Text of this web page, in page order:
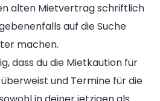
alten Mietvertrag schriftlich
auf die Suche
machen.
dass du die Mietkaution für
und Termine für die